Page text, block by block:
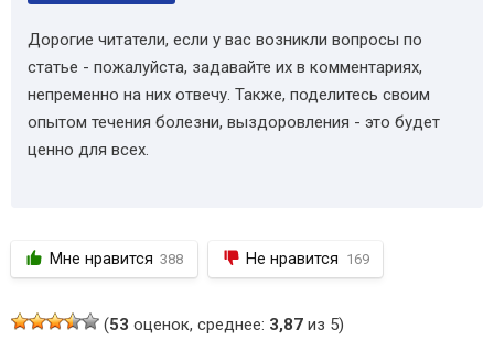
Дорогие читатели, если у вас возникли вопросы по
статье - пожалуйста, задавайте их в комментариях,
непременно на них отвечу. Также, поделитесь своим
опытом течения болезни, выздоровления - это будет
ценно для всех.
Мне нравится 388 Не нравится 169
(53 оценок, среднее: 3,87 из 5)